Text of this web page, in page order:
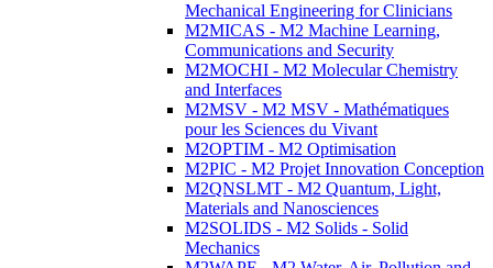
Mechanical Engineering for Clinicians
M2MICAS - M2 Machine Learning,
Communications and Security
M2MOCHI - M2 Molecular Chemistry
and Interfaces
M2MSV - M2 MSV - Mathématiques
pour les Sciences du Vivant
M2OPTIM - M2 Optimisation
M2PIC - M2 Projet Innovation Conception
M2QNSLMT - M2 Quantum, Light,
Materials and Nanosciences
M2SOLIDS - M2 Solids - Solid
Mechanics